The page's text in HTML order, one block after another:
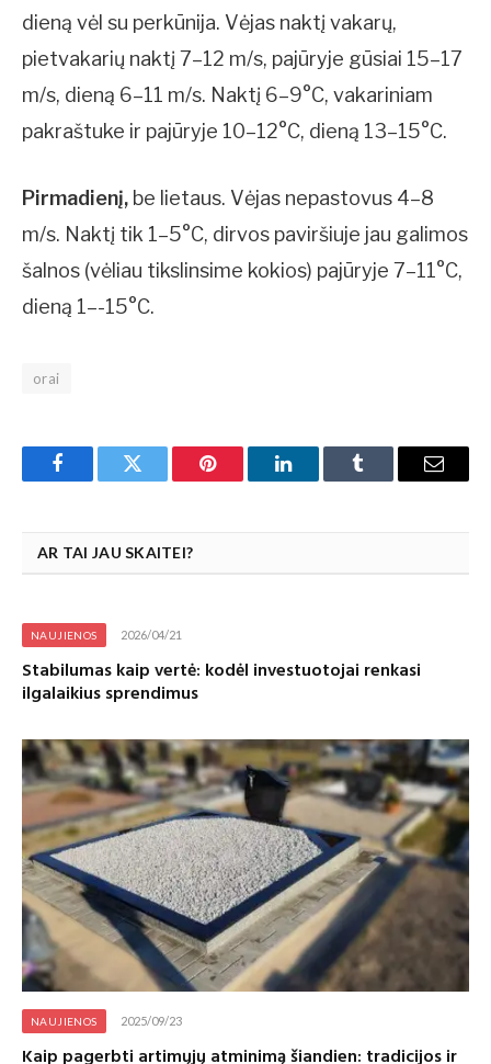
dieną vėl su perkūnija. Vėjas naktį vakarų,
pietvakarių naktį 7–12 m/s, pajūryje gūsiai 15–17
m/s, dieną 6–11 m/s. Naktį 6–9°C, vakariniam
pakraštuke ir pajūryje 10–12°C, dieną 13–15°C.
Pirmadienį, be lietaus. Vėjas nepastovus 4–8
m/s. Naktį tik 1–5°C, dirvos paviršiuje jau galimos
šalnos (vėliau tikslinsime kokios) pajūryje 7–11°C,
dieną 1–-15°C.
orai
FacebookTwitter Pinterest LinkedInTumblr Email
AR TAI JAU SKAITEI?
NAUJIENOS 2026/04/21
Stabilumas kaip vertė: kodėl investuotojai renkasi
ilgalaikius sprendimus
NAUJIENOS 2025/09/23
Kaip pagerbti artimųjų atminimą šiandien: tradicijos ir